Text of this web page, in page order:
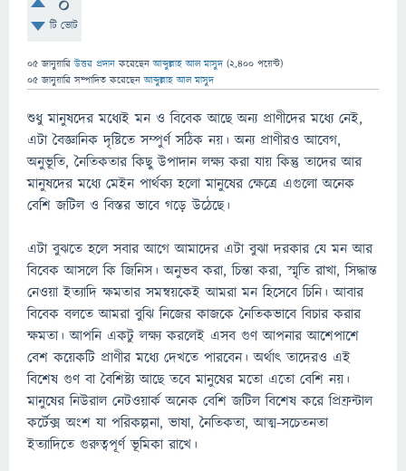
টি ভোট
05 জানুয়ারি উত্তর প্রদান করেছেনআব্দুল্লাহ আল মাসুদ (2,400 পয়েন্ট)
05 জানুয়ারি সম্পাদিত করেছেনআব্দুল্লাহ আল মাসুদ
শুধু মানুষদের মধ্যেই মন ও বিবেক আছে অন্য প্রাণীদের মধ্যে নেই,
এটা বৈজ্ঞানিক দৃষ্টিতে সম্পুর্ণ সঠিক নয়। অন্য প্রাণীরও আবেগ,
অনুভূতি, নৈতিকতার কিছু উপাদান লক্ষ্য করা যায় কিন্তু তাদের আর
মানুষদের মধ্যে মেইন পার্থক্য হলো মানুষের ক্ষেত্রে এগুলো অনেক
বেশি জটিল ও বিস্তর ভাবে গড়ে উঠেছে।
এটা বুঝতে হলে সবার আগে আমাদের এটা বুঝা দরকার যে মন আর
বিবেক আসলে কি জিনিস। অনুভব করা, চিন্তা করা, স্মৃতি রাখা, সিদ্ধান্ত
নেওয়া ইত্যাদি ক্ষমতার সমন্বয়কেই আমরা মন হিসেবে চিনি। আবার
বিবেক বলতে আমরা বুঝি নিজের কাজকে নৈতিকভাবে বিচার করার
ক্ষমতা। আপনি একটু লক্ষ্য করলেই এসব গুণ আপনার আশেপাশে
বেশ কয়েকটি প্রাণীর মধ্যে দেখতে পারবেন। অর্থাৎ তাদেরও এই
বিশেষ গুণ বা বৈশিষ্ট্য আছে তবে মানুষের মতো এতো বেশি নয়।
মানুষের নিউরাল নেটওয়ার্ক অনেক বেশি জটিল বিশেষ করে প্রিফ্রন্টাল
কর্টেক্স অংশ যা পরিকল্পনা, ভাষা, নৈতিকতা, আত্ম-সচেতনতা
ইত্যাদিতে গুরুত্বপূর্ণ ভূমিকা রাখে।